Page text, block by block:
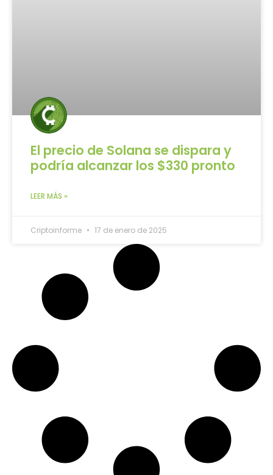
El precio de Solana se dispara y
podría alcanzar los $330 pronto
LEER MÁS »
Criptoinforme 17 de enero de 2025